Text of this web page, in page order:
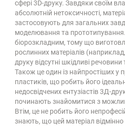
сфері 3D-друку. Завдяки своїм
абсолютній нетоксичності,
застосовують для загальних
моделювання та
біорозкладним, тому що
рослинних матеріалів
друку відсутні шкідливі
Також це один із найпростіших у
пластиків, що робить його
недосвідчених ентузіастів 3Д-
починають знайомитися з
Втім, це не робить його
знають, що цей матеріал відмінно